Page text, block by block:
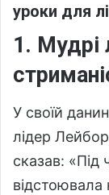
уроки для
1. Мудрі
У своїй
лідер
сказав: «Під
відстоювала